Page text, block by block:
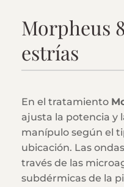
Morpheus
estrías
En el tratamiento
ajusta la potencia y
manípulo según el
ubicación. Las
través de las
subdérmicas de la